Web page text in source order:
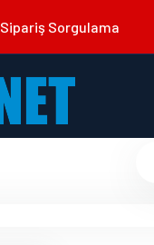
Sipariş Sorgulama